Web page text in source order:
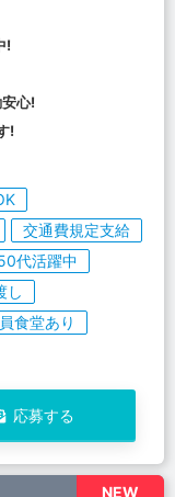
!
心!
!
交通費規定支給
代活躍中
し
食堂あり
応募する
NEW